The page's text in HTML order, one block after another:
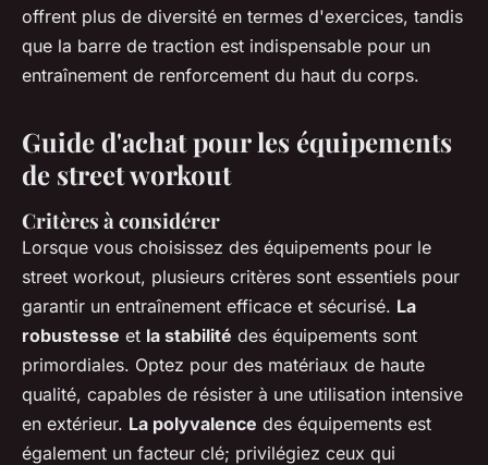
offrent plus de diversité en termes d'exercices, tandis
que la barre de traction est indispensable pour un
entraînement de renforcement du haut du corps.
Guide d'achat pour les équipements
de street workout
Critères à considérer
Lorsque vous choisissez des équipements pour le
street workout, plusieurs critères sont essentiels pour
garantir un entraînement efficace et sécurisé. La
robustesse et la stabilité des équipements sont
primordiales. Optez pour des matériaux de haute
qualité, capables de résister à une utilisation intensive
en extérieur. La polyvalence des équipements est
également un facteur clé; privilégiez ceux qui